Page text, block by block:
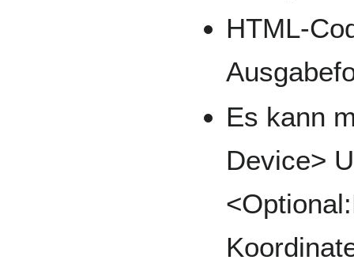
HTML-
Es kann
Device>